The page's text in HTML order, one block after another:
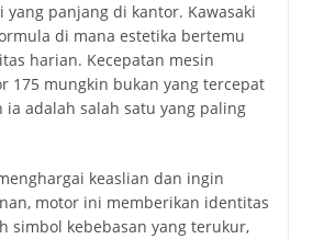
panjang di kantor. Kawasaki
di mana estetika bertemu
harian. Kecepatan mesin
175 mungkin bukan yang tercepat
ia adalah salah satu yang paling
keaslian dan ingin
motor ini memberikan identitas
simbol kebebasan yang terukur,